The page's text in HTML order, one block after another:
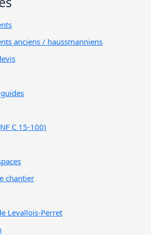
anciens / haussmanniens
C 15-100)
chantier
Levallois-Perret